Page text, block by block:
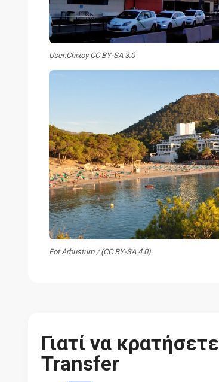
User:Chixoy CC BY-SA 3.0
Fot.Arbustum / (CC BY-SA 4.0)
Γιατί να
Transfer